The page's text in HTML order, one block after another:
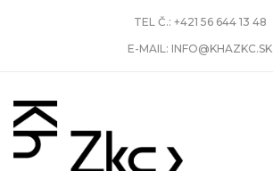
TEL Č.: +421 56 644 13 48
E-MAIL: INFO@KHAZKC.SK